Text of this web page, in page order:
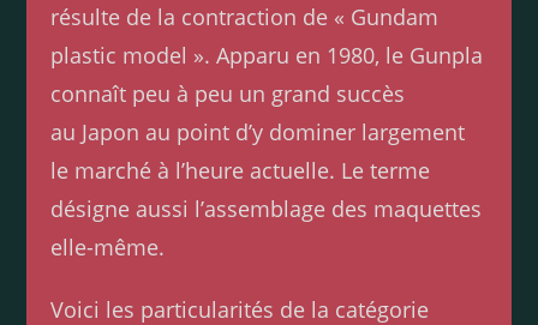
résulte de la contraction de « Gundam
plastic model ». Apparu en 1980, le Gunpla
connaît peu à peu un grand succès
au Japon au point d’y dominer largement
le marché à l’heure actuelle. Le terme
désigne aussi l’assemblage des maquettes
elle-même.
Voici les particularités de la catégorie